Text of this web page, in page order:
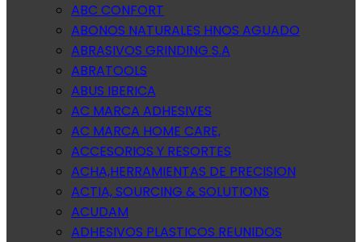
ABC CONFORT
ABONOS NATURALES HNOS AGUADO
ABRASIVOS GRINDING S.A
ABRATOOLS
ABUS IBERICA
AC MARCA ADHESIVES
AC MARCA HOME CARE,
ACCESORIOS Y RESORTES
ACHA,HERRAMIENTAS DE PRECISION
ACTIA, SOURCING & SOLUTIONS
ACUDAM
ADHESIVOS PLASTICOS REUNIDOS